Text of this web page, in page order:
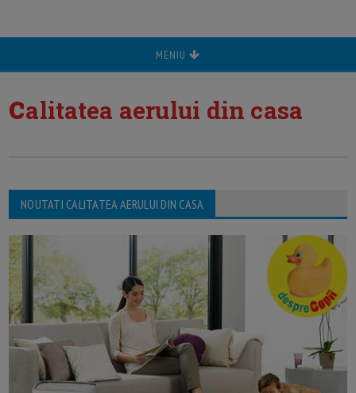
MENIU
calitatea aerului din casa
NOUTATI CALITATEA AERULUI DIN CASA